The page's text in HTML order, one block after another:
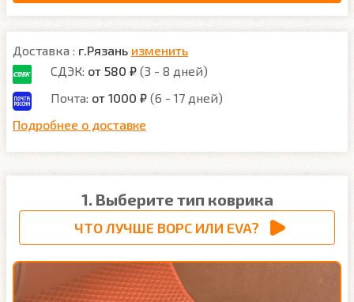
Доставка : г.Рязань изменить
СДЭК: от 580 ₽ (3 - 8 дней)
Почта: от 1000 ₽ (6 - 17 дней)
Подробнее о доставке
1. Выберите тип коврика
ЧТО ЛУЧШЕ ВОРС ИЛИ EVA?